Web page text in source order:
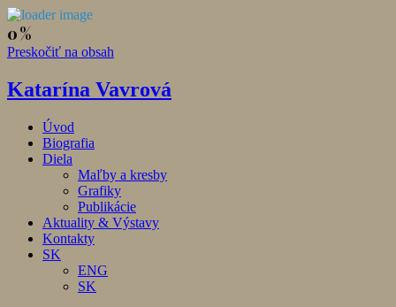
Preskočiť na obsah
Katarína Vavrová
Úvod
Biografia
Diela
Maľby a kresby
Grafiky
Publikácie
Aktuality & Výstavy
Kontakty
SK
ENG
SK